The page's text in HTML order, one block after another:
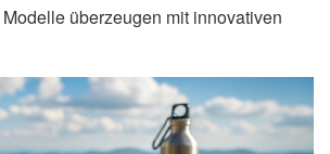
überzeugen mit innovativen